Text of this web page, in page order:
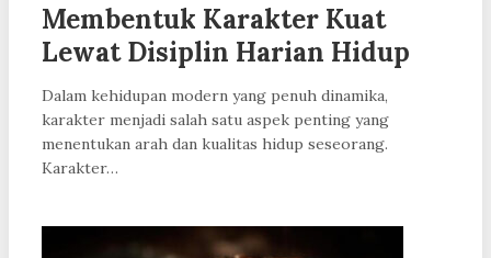
Membentuk Karakter Kuat
Lewat Disiplin Harian Hidup
Dalam kehidupan modern yang penuh dinamika,
karakter menjadi salah satu aspek penting yang
menentukan arah dan kualitas hidup seseorang.
Karakter…